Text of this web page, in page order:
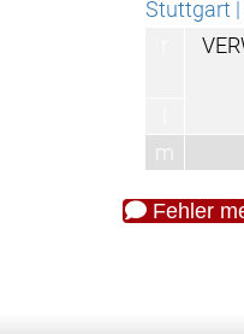
Stuttgart |
m
Fehler